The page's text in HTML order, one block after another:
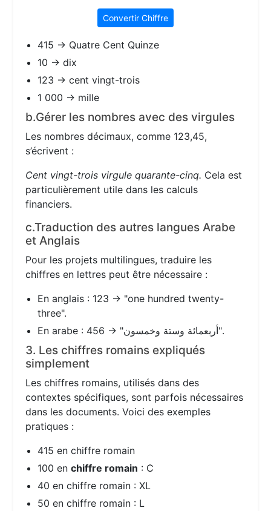
Convertir Chiffre
415 → Quatre Cent Quinze
10 → dix
123 → cent vingt-trois
1 000 → mille
b.Gérer les nombres avec des virgules
Les nombres décimaux, comme 123,45,
s’écrivent :
Cent vingt-trois virgule quarante-cinq. Cela est
particulièrement utile dans les calculs
financiers.
c.Traduction des autres langues Arabe
et Anglais
Pour les projets multilingues, traduire les
chiffres en lettres peut être nécessaire :
En anglais : 123 → "one hundred twenty-
three".
En arabe : 456 → "أربعمائة وستة وخمسون".
3. Les chiffres romains expliqués
simplement
Les chiffres romains, utilisés dans des
contextes spécifiques, sont parfois nécessaires
dans les documents. Voici des exemples
pratiques :
415 en chiffre romain
100 enchiffre romain : C
40 en chiffre romain : XL
50 en chiffre romain : L